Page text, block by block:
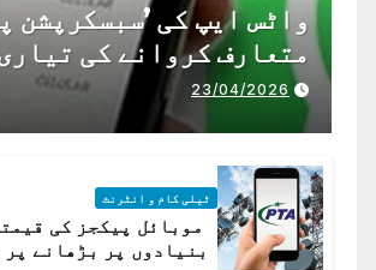
واٹس ایپ کی ’سبسکرپشن
متعارف کروانے کی
23/04/2026
ٹیلی کام و انٹرنٹ
موبائل پیکجز کی
بنیادوں پر بڑھانے